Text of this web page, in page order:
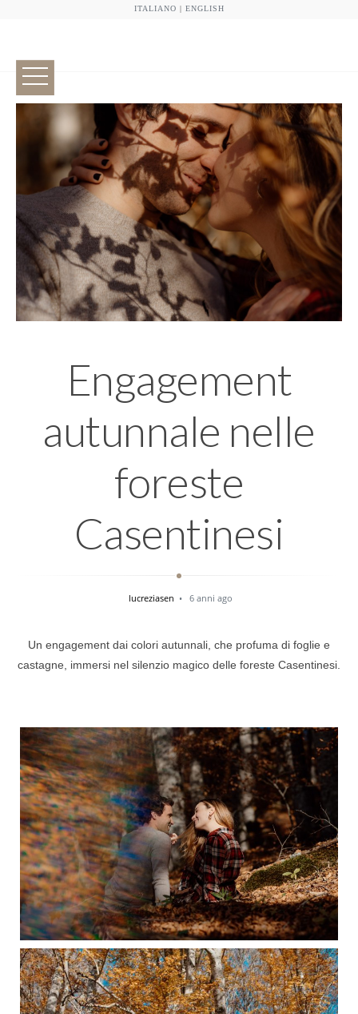
ITALIANO | ENGLISH
Engagement
autunnale nelle
foreste
Casentinesi
lucreziasen 6 anni ago
Un engagement dai colori autunnali, che profuma di foglie e
castagne, immersi nel silenzio magico delle foreste Casentinesi.